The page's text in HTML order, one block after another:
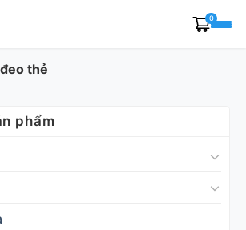
0
thẻ
phẩm